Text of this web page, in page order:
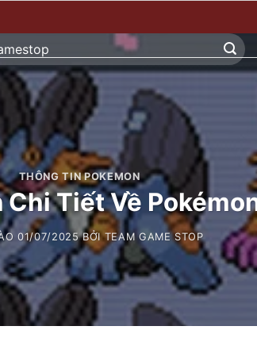
THÔNG TIN POKEMON
Tiết Về
01/07/2025 BỞITEAM GAME STOP